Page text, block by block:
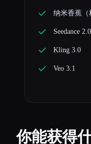
纳米香蕉（
Seedance 2.0
Kling 3.0
Veo 3.1
你能获得